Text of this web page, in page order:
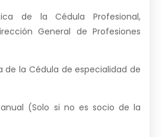
de la Cédula Profesional,
General de Profesiones
la Cédula de especialidad de
(Solo si no es socio de la